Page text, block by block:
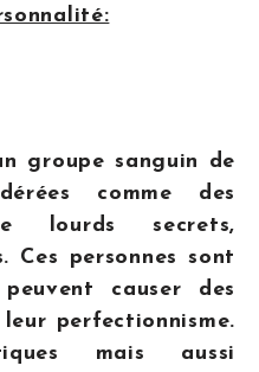
groupe sanguin de
comme des
lourds secrets,
personnes sont
causer des
perfectionnisme.
mais aussi